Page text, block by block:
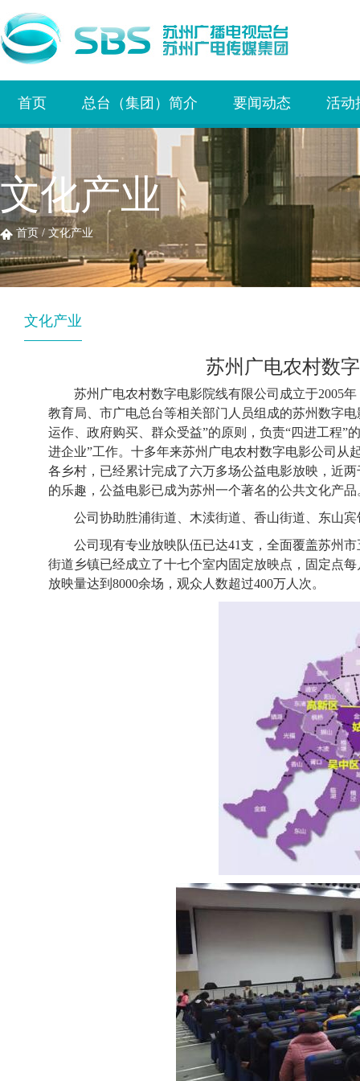
首页 总台（集团）简介 要闻动态 活动
文化产业
首页 / 文化产业
文化产业
苏州广电农村数
苏州广电农村数字电影院线有限公司成立于2005
教育局、市广电总台等相关部门人员组成的苏州数字
运作、政府购买、群众受益”的原则，负责“四进工程”
进企业”工作。十多年来苏州广电农村数字电影公司从
各乡村，已经累计完成了六万多场公益电影放映，近
的乐趣，公益电影已成为苏州一个著名的公共文化产品
公司协助胜浦街道、木渎街道、香山街道、东山
公司现有专业放映队伍已达41支，全面覆盖苏州
街道乡镇已经成立了十七个室内固定放映点，固定点
放映量达到8000余场，观众人数超过400万人次。